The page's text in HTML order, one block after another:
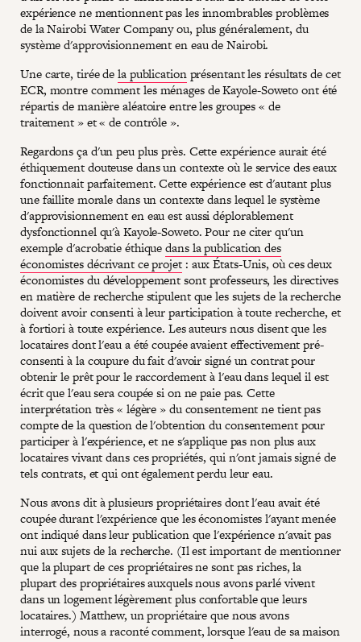
expérience ne mentionnent pas les innombrables problèmes
de la Nairobi Water Company ou, plus généralement, du
système d'approvisionnement en eau de Nairobi.
Une carte, tirée dela publicationprésentant les résultats de cet
ECR, montre comment les ménages de Kayole-Soweto ont été
répartis de manière aléatoire entre les groupes « de
traitement » et « de contrôle ».
Regardons ça d'un peu plus près. Cette expérience aurait été
éthiquement douteuse dans un contexte où le service des eaux
fonctionnait parfaitement. Cette expérience est d'autant plus
une faillite morale dans un contexte dans lequel le système
d'approvisionnement en eau est aussi déplorablement
dysfonctionnel qu'à Kayole-Soweto. Pour ne citer qu'un
exemple d'acrobatie éthiquedans la publication des
économistes décrivant ce projet: aux États-Unis, où ces deux
économistes du développement sont professeurs, les directives
en matière de recherche stipulent que les sujets de la recherche
doivent avoir consenti à leur participation à toute recherche, et
à fortiori à toute expérience. Les auteurs nous disent que les
locataires dont l'eau a été coupée avaient effectivement pré-
consenti à la coupure du fait d'avoir signé un contrat pour
obtenir le prêt pour le raccordement à l'eau dans lequel il est
écrit que l'eau sera coupée si on ne paie pas. Cette
interprétation très « légère » du consentement ne tient pas
compte de la question de l'obtention du consentement pour
participer à l'expérience, et ne s'applique pas non plus aux
locataires vivant dans ces propriétés, qui n'ont jamais signé de
tels contrats, et qui ont également perdu leur eau.
Nous avons dit à plusieurs propriétaires dont l'eau avait été
coupée durant l'expérience que les économistes l'ayant menée
ont indiqué dans leur publication que l'expérience n'avait pas
nui aux sujets de la recherche. (Il est important de mentionner
que la plupart de ces propriétaires ne sont pas riches, la
plupart des propriétaires auxquels nous avons parlé vivent
dans un logement légèrement plus confortable que leurs
locataires.) Matthew, un propriétaire que nous avons
interrogé, nous a raconté comment, lorsque l'eau de sa maison